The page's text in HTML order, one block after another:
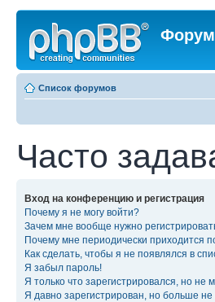
Форум
Список форумов
Часто
Вход на конференцию и регистрация
Почему я не могу войти?
Зачем мне вообще нужно
Почему мне периодически приходится
Как сделать, чтобы я не появлялся в
Я забыл пароль!
Я только что зарегистрировался, но не
Я давно зарегистрирован, но больше не